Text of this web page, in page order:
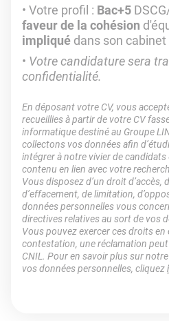
Votre profil : Bac+5
faveur de la cohésion
impliqué dans son cabinet
Votre candidature sera
confidentialité.
En déposant votre CV, vous
recueillies à partir de votre CV
informatique destiné au Groupe
collectons vos données afin
intégrer à notre vivier de
contenu en lien avec votre
Vous disposez d’un droit d’accès,
d’effacement, de limitation,
données personnelles vous
directives relatives au sort de vos
Vous pouvez exercer ces droits en
contestation, une réclamation
CNIL. Pour en savoir plus sur
vos données personnelles, cliquez